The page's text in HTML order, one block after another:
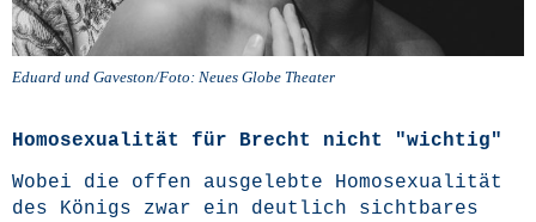
Edu­ard und Gaveston/Foto: Neu­es Glo­be Theater
Homosexualität für Brecht nicht "wichtig"
Wobei die offen aus­ge­leb­te Homo­se­xua­li­tät
des Königs zwar ein deut­lich sicht­ba­res